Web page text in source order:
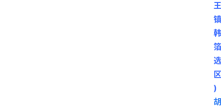
王
镇
韩
箔
选
区
)
胡